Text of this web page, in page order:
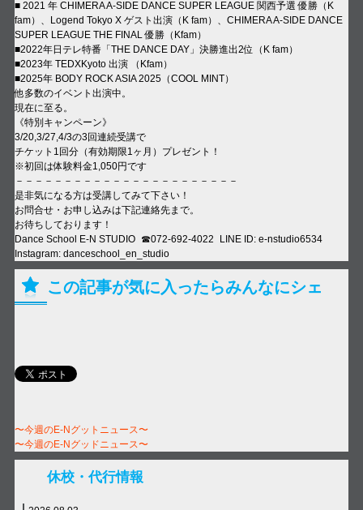
■ 2021 年 CHIMERA A-SIDE DANCE SUPER LEAGUE 関西予選 優勝（K
fam）、Logend Tokyo X ゲスト出演（K fam）、CHIMERA A-SIDE DANCE
SUPER LEAGUE THE FINAL 優勝（Kfam）
■2022年日テレ特番「THE DANCE DAY」決勝進出2位（K fam）
■2023年 TEDXKyoto 出演 （Kfam）
■2025年 BODY ROCK ASIA 2025（COOL MINT）
他多数のイベント出演中。
現在に至る。
《特別キャンペーン》
3/20,3/27,4/3の3回連続受講で
チケット1回分（有効期限1ヶ月）プレゼント！
※初回は体験料金1,050円です
－－－－－－－－－－－－－－－－－－－－－－－
是非気になる方は受講してみて下さい！
お問合せ・お申し込みは下記連絡先まで。
お待ちしております！
Dance School E-N STUDIO ☎︎072-692-4022 LINE ID: e-nstudio6534
Instagram: danceschool_en_studio
この記事が気に入ったらみんなにシェ
〜今週のE-Nグットニュース〜
〜今週のE-Nグッドニュース〜
休校・代行情報